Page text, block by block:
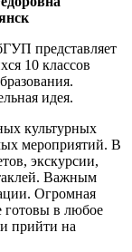
представляет
10 классов
идея.
культурных
мероприятий. В
экскурсии,
Важным
Огромная
готовы в любое
прийти на